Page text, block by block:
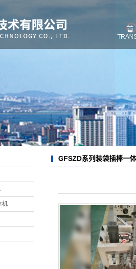
首
机
GFSZD系列装袋插棒一